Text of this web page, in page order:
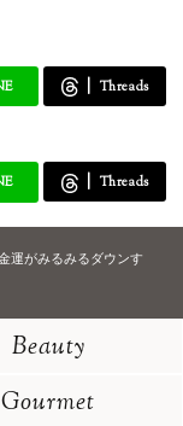
Threads
Threads
運がみるみるダウンす
Beauty
Gourmet